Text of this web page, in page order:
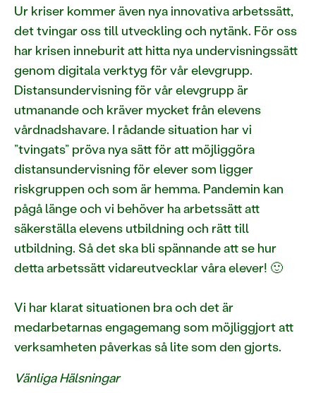
Ur kriser kommer även nya innovativa arbetssätt,
det tvingar oss till utveckling och nytänk. För oss
har krisen inneburit att hitta nya undervisningssätt
genom digitala verktyg för vår elevgrupp.
Distansundervisning för vår elevgrupp är
utmanande och kräver mycket från elevens
vårdnadshavare. I rådande situation har vi
”tvingats” pröva nya sätt för att möjliggöra
distansundervisning för elever som ligger
riskgruppen och som är hemma. Pandemin kan
pågå länge och vi behöver ha arbetssätt att
säkerställa elevens utbildning och rätt till
utbildning. Så det ska bli spännande att se hur
detta arbetssätt vidareutvecklar våra elever! 🙂
Vi har klarat situationen bra och det är
medarbetarnas engagemang som möjliggjort att
verksamheten påverkas så lite som den gjorts.
Vänliga Hälsningar